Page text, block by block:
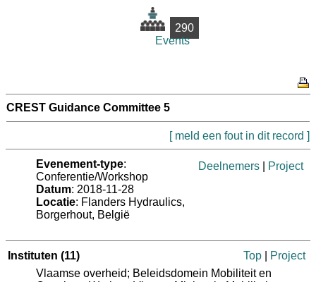
290
Events
CREST Guidance Committee 5
[ meld een fout in dit record ]
Evenement-type:
Conferentie/Workshop
Datum: 2018-11-28
Locatie: Flanders Hydraulics,
Borgerhout, België
Deelnemers Project
Instituten (11) Top
Project
Vlaamse overheid; Beleidsdomein Mobiliteit en